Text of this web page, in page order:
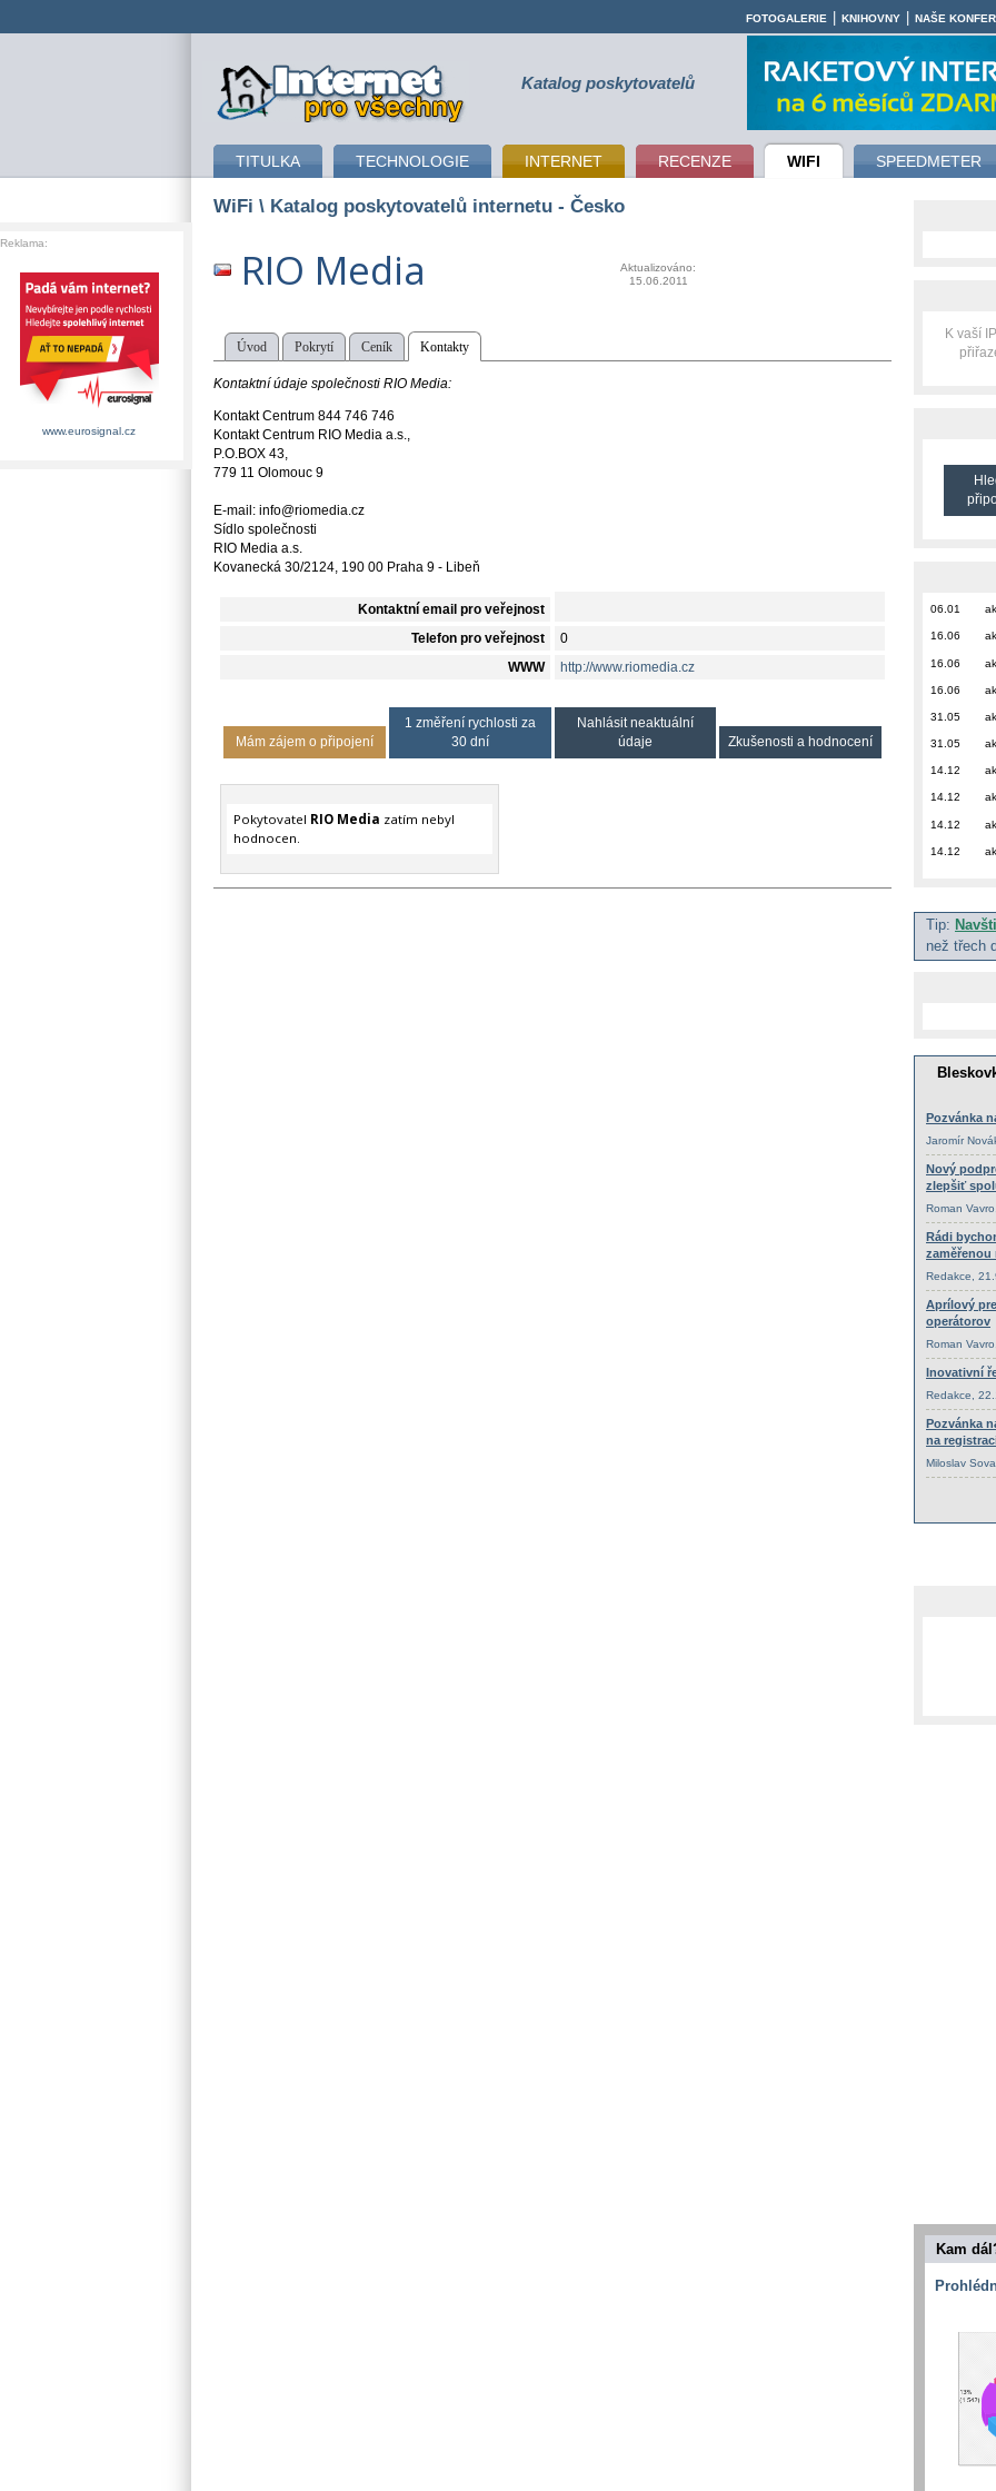
připojení k internetu Katalog poskytovatelů
TITULKA TECHNOLOGIE INTERNET RECENZE WIFI SPEEDMETER
FOTOGALERIE KNIHOVNY NAŠE
WiFi \ Katalog poskytovatelů internetu - Česko
RIO Media
Aktualizováno:
15.06.2011
Úvod Pokrytí Ceník Kontakty
Kontaktní údaje společnosti RIO Media:
Kontakt Centrum 844 746 746
Kontakt Centrum RIO Media a.s.,
P.O.BOX 43,
779 11 Olomouc 9
E-mail: info@riomedia.cz
Sídlo společnosti
RIO Media a.s.
Kovanecká 30/2124, 190 00 Praha 9 - Libeň
Kontaktní email pro veřejnost
Telefon pro veřejnost 0
WWW http://www.riomedia.cz
Mám zájem o připojení
1 změření rychlosti za
30 dní
Nahlásit neaktuální
údaje
Zkušenosti a hodnocení
Pokytovatel RIO Media zatím nebyl
hodnocen.
K vaší
06.01
16.06
16.06
16.06
31.05
31.05
14.12
14.12
14.12
14.12
Tip:
než třech
Kam
Reklama:
www.eurosignal.cz